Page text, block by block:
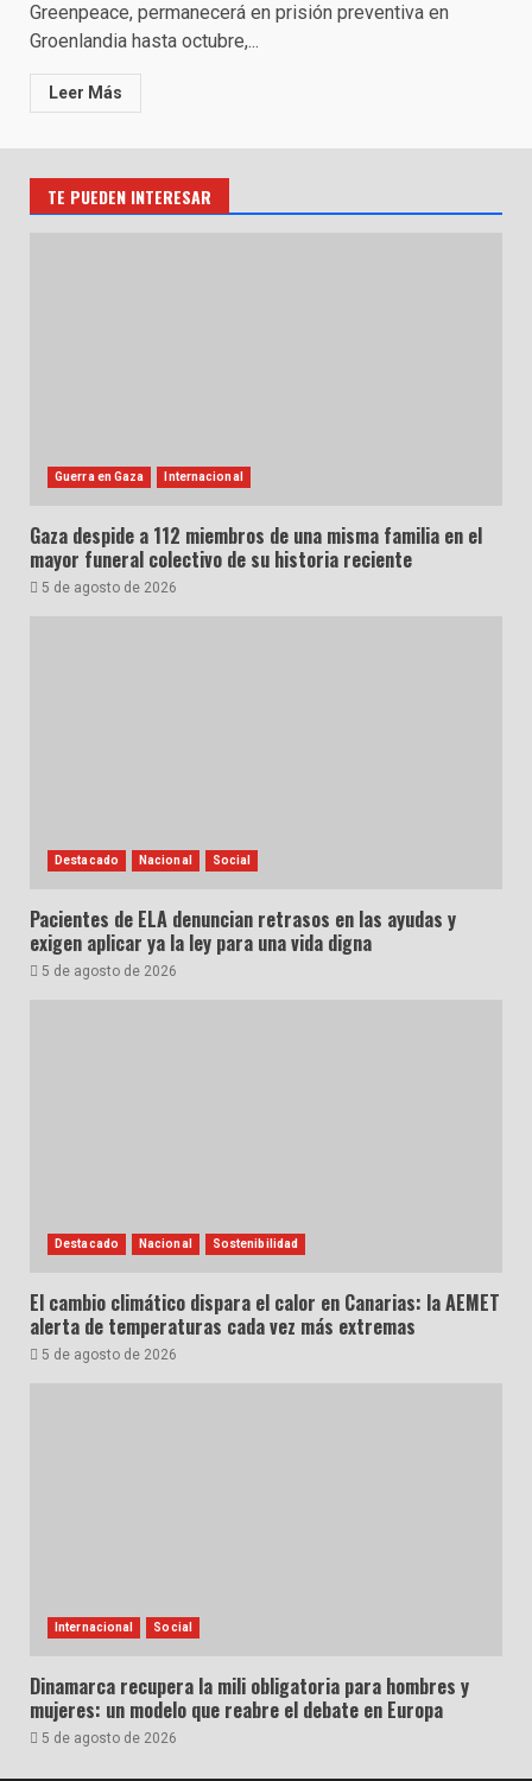
Greenpeace, permanecerá en prisión preventiva en
Groenlandia hasta octubre,...
Leer Más
TE PUEDEN INTERESAR
Guerra en Gaza Internacional
Gaza despide a 112 miembros de una misma familia en el
mayor funeral colectivo de su historia reciente
5 de agosto de 2026
Destacado Nacional Social
Pacientes de ELA denuncian retrasos en las ayudas y
exigen aplicar ya la ley para una vida digna
5 de agosto de 2026
Destacado Nacional Sostenibilidad
El cambio climático dispara el calor en Canarias: la AEMET
alerta de temperaturas cada vez más extremas
5 de agosto de 2026
Internacional Social
Dinamarca recupera la mili obligatoria para hombres y
mujeres: un modelo que reabre el debate en Europa
5 de agosto de 2026